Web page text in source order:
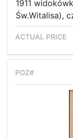
1911
Św.Witalisa),